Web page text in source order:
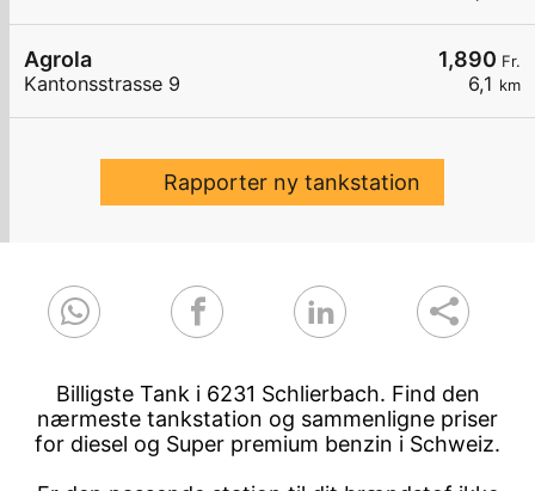
1,890 Fr.
6,1 km
Agrola
Kantonsstrasse 9
Rapporter ny tankstation
Billigste Tank i 6231 Schlierbach. Find den
nærmeste tankstation og sammenligne priser
for diesel og Super premium benzin i Schweiz.